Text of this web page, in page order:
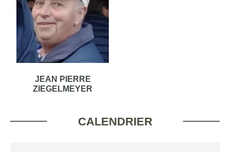
JEAN PIERRE
ZIEGELMEYER
CALENDRIER